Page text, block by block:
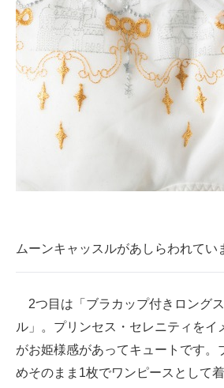
ムーンキャッスルがあしらわれてい
2つ目は「ブラカップ付きロング
ル」。プリンセス・セレニティをイ
がお姫様感があってキュートです。
めそのまま1枚でワンピースとして